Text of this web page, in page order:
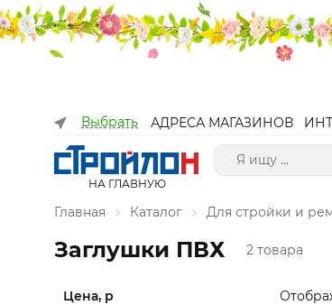
Выбрать АДРЕСА МАГАЗИНОВ
НА ГЛАВНУЮ
Главная Каталог Для стройки и
Заглушки ПВХ 2 товара
Цена, р